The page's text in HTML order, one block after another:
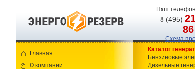
Наш
8 (495)
86
Схема
Главная
О компании
Каталог
Бензиновые
Дизельные